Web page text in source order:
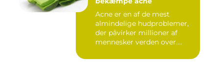
Acne er en af de mest
almindelige hudproblemer,
der påvirker millioner af
mennesker verden over.